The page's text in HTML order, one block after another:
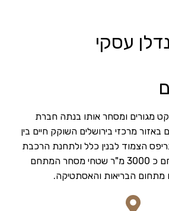
נדלן עסקי
40 פרוייקט מגורים ומסחר אותו בנתה חברת
מרכזי בירושלים השוקק חיים בין
הצמוד לבנין כלל ולתחנת הרכבת
הקלה הדוידקה במתחם כ 3000 מ"ר שטחי מסחר המתחם
מתחום הבריאות והאסתטיקה.